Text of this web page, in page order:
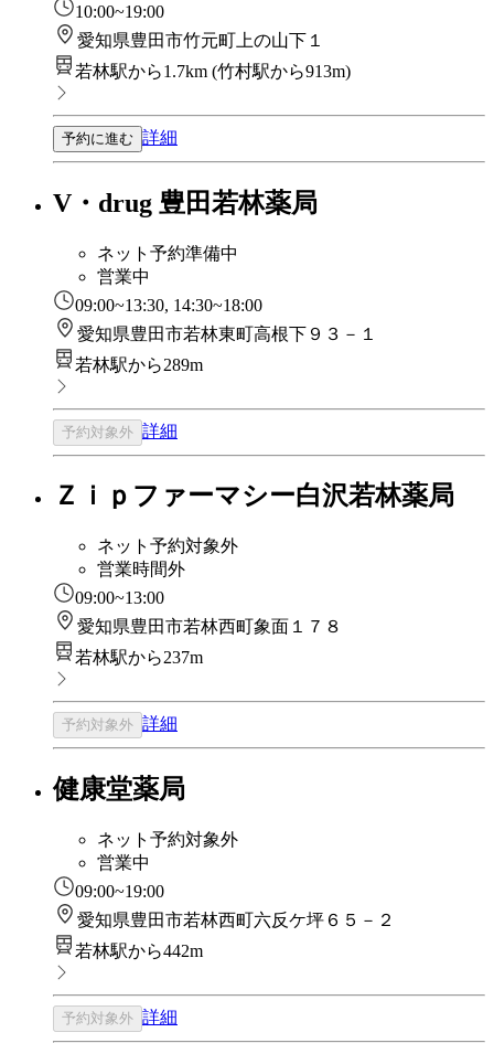
10:00~19:00
愛知県豊田市竹元町上の山下１
若林駅から1.7km (竹村駅から913m)
予約に進む 詳細
V・drug 豊田若林薬局
ネット予約準備中
営業中
09:00~13:30, 14:30~18:00
愛知県豊田市若林東町高根下９３－１
若林駅から289m
予約対象外 詳細
Ｚｉｐファーマシー白沢若林薬局
ネット予約対象外
営業時間外
09:00~13:00
愛知県豊田市若林西町象面１７８
若林駅から237m
予約対象外 詳細
健康堂薬局
ネット予約対象外
営業中
09:00~19:00
愛知県豊田市若林西町六反ケ坪６５－２
若林駅から442m
予約対象外 詳細